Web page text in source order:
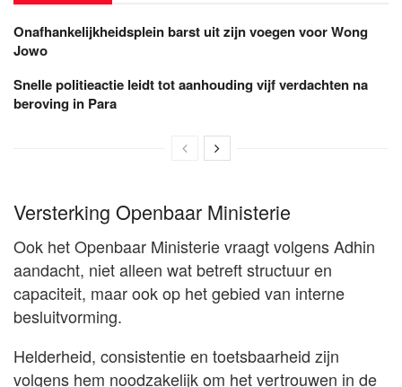
Onafhankelijkheidsplein barst uit zijn voegen voor Wong
Jowo
Snelle politieactie leidt tot aanhouding vijf verdachten na
beroving in Para
Versterking Openbaar Ministerie
Ook het Openbaar Ministerie vraagt volgens Adhin
aandacht, niet alleen wat betreft structuur en
capaciteit, maar ook op het gebied van interne
besluitvorming.
Helderheid, consistentie en toetsbaarheid zijn
volgens hem noodzakelijk om het vertrouwen in de